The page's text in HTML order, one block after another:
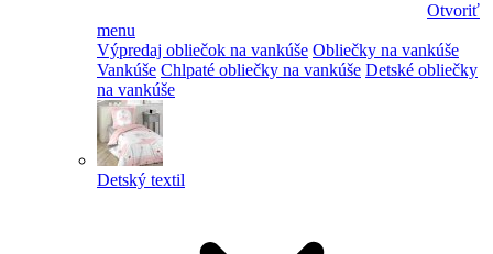
Otvoriť
menu
Výpredaj obliečok na vankúše Obliečky na vankúše
Vankúše Chlpaté obliečky na vankúše Detské obliečky
na vankúše
Detský textil